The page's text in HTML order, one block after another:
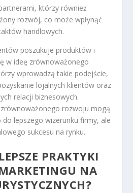
którzy również
rozwój, co może wpłynąć
handlowych.
poszukuje produktów i
w ideę zrównoważonego
wprowadzą takie podejście,
lojalnych klientów oraz
relacji biznesowych.
rozwoju mogą
do lepszego wizerunku firmy, ale
sukcesu na rynku.
PRAKTYKI
NA